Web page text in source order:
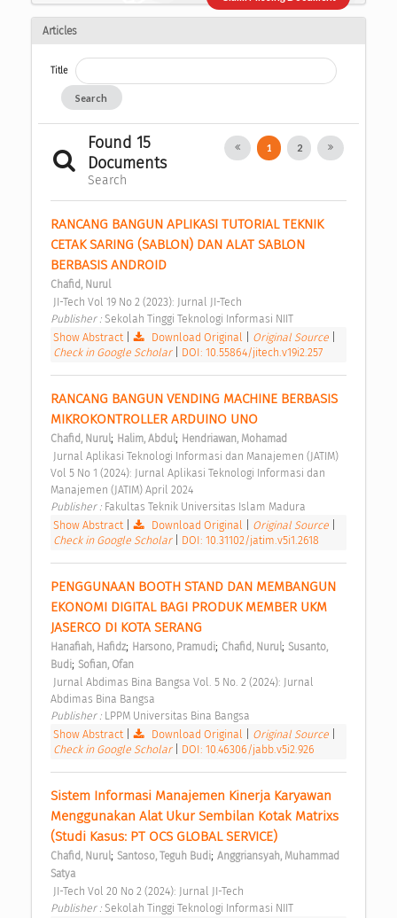
Articles
Title
Search
Found 15
Documents
Search
1 2
RANCANG BANGUN APLIKASI TUTORIAL TEKNIK
CETAK SARING (SABLON) DAN ALAT SABLON
BERBASIS ANDROID
Chafid, Nurul
JI-Tech Vol 19 No 2 (2023): Jurnal JI-Tech
Publisher : Sekolah Tinggi Teknologi Informasi NIIT
Show Abstract| Download Original Original Source
Check in Google Scholar
DOI: 10.55864/jitech.v19i2.257
RANCANG BANGUN VENDING MACHINE BERBASIS
MIKROKONTROLLER ARDUINO UNO
Chafid, Nurul; Halim, Abdul; Hendriawan, Mohamad
Vol 5 No 1 (2024): Jurnal Aplikasi Teknologi Informasi dan
Manajemen (JATIM) April 2024
Publisher : Fakultas Teknik Universitas Islam Madura
Show Abstract| Download Original Original Source
Check in Google Scholar
DOI: 10.31102/jatim.v5i1.2618
PENGGUNAAN BOOTH STAND DAN MEMBANGUN
EKONOMI DIGITAL BAGI PRODUK MEMBER UKM
JASERCO DI KOTA SERANG
Hanafiah, Hafidz; Harsono, Pramudi; Chafid, Nurul; Susanto,
Budi; Sofian, Ofan
Abdimas Bina Bangsa
Publisher : LPPM Universitas Bina Bangsa
Show Abstract| Download Original Original Source
Check in Google Scholar
DOI: 10.46306/jabb.v5i2.926
Sistem Informasi Manajemen Kinerja Karyawan
Menggunakan Alat Ukur Sembilan Kotak Matrixs
(Studi Kasus: PT OCS GLOBAL SERVICE)
Chafid, Nurul; Santoso, Teguh Budi; Anggriansyah, Muhammad
Satya
JI-Tech Vol 20 No 2 (2024): Jurnal JI-Tech
Publisher : Sekolah Tinggi Teknologi Informasi NIIT